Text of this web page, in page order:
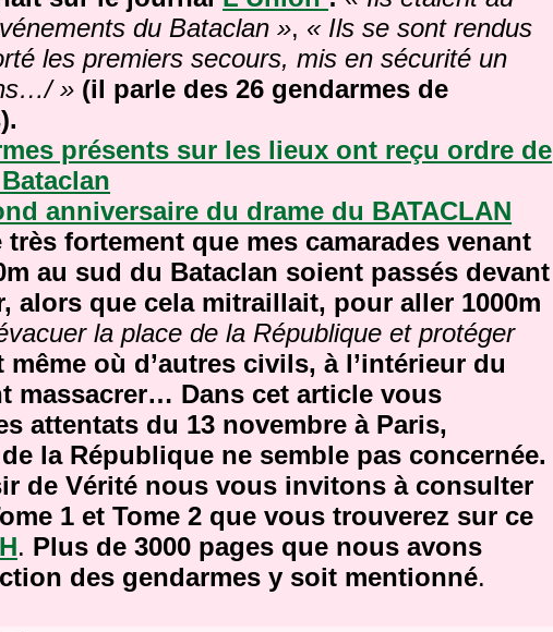
du Bataclan », « Ils se sont rendus
les premiers secours, mis en sécurité un
» (il parle des 26 gendarmes de
présents sur les lieux ont reçu ordre de
anniversaire du drame du BATACLAN
très fortement que mes camarades venant
au sud du Bataclan soient passés devant
, alors que cela mitraillait, pour aller 1000m
la place de la République et protéger
même où d’autres civils, à l’intérieur du
massacrer… Dans cet article vous
attentats du 13 novembre à Paris,
la République ne semble pas concernée.
de Vérité nous vous invitons à consulter
1 et Tome 2 que vous trouverez sur ce
. Plus de 3000 pages que nous avons
des gendarmes y soit mentionné.